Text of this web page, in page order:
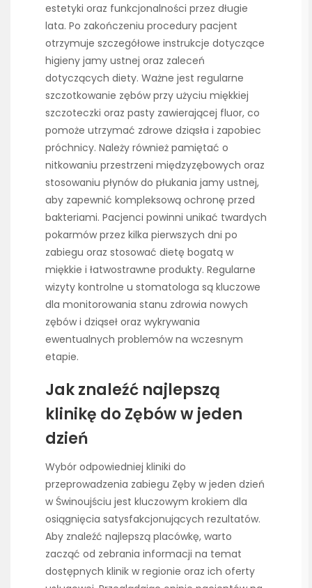
estetyki oraz funkcjonalności przez długie
lata. Po zakończeniu procedury pacjent
otrzymuje szczegółowe instrukcje dotyczące
higieny jamy ustnej oraz zaleceń
dotyczących diety. Ważne jest regularne
szczotkowanie zębów przy użyciu miękkiej
szczoteczki oraz pasty zawierającej fluor, co
pomoże utrzymać zdrowe dziąsła i zapobiec
próchnicy. Należy również pamiętać o
nitkowaniu przestrzeni międzyzębowych oraz
stosowaniu płynów do płukania jamy ustnej,
aby zapewnić kompleksową ochronę przed
bakteriami. Pacjenci powinni unikać twardych
pokarmów przez kilka pierwszych dni po
zabiegu oraz stosować dietę bogatą w
miękkie i łatwostrawne produkty. Regularne
wizyty kontrolne u stomatologa są kluczowe
dla monitorowania stanu zdrowia nowych
zębów i dziąseł oraz wykrywania
ewentualnych problemów na wczesnym
etapie.
Jak znaleźć najlepszą
klinikę do Zębów w jeden
dzień
Wybór odpowiedniej kliniki do
przeprowadzenia zabiegu Zęby w jeden dzień
w Świnoujściu jest kluczowym krokiem dla
osiągnięcia satysfakcjonujących rezultatów.
Aby znaleźć najlepszą placówkę, warto
zacząć od zebrania informacji na temat
dostępnych klinik w regionie oraz ich oferty